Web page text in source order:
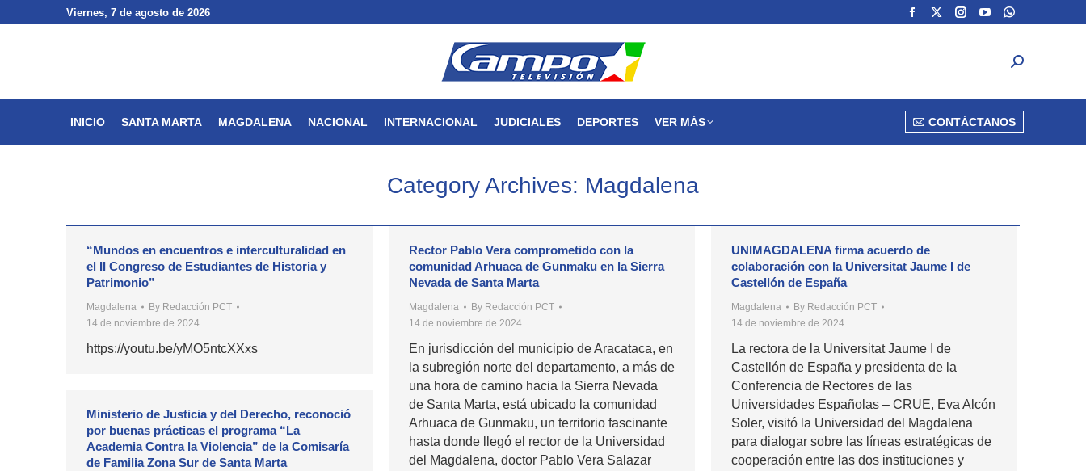
Viernes, 7 de agosto de 2026
Facebook
window
X
window
Instagram
window
YouTube
opens
window
Whatsapp
opens
window
INICIO SANTA MARTA MAGDALENA NACIONAL INTERNACIONAL JUDICIALES DEPORTES VER MÁS CONTÁCTANOS
Category Archives: Magdalena
“Mundos en encuentros e interculturalidad en
el II Congreso de Estudiantes de Historia y
Patrimonio”
Magdalena By Redacción PCT
14 de noviembre de 2024
https://youtu.be/yMO5ntcXXxs
Rector Pablo Vera comprometido con la
comunidad Arhuaca de Gunmaku en la Sierra
Nevada de Santa Marta
Magdalena By Redacción PCT
14 de noviembre de 2024
En jurisdicción del municipio de Aracataca, en
la subregión norte del departamento, a más de
una hora de camino hacia la Sierra Nevada
de Santa Marta, está ubicado la comunidad
Arhuaca de Gunmaku, un territorio fascinante
hasta donde llegó el rector de la Universidad
del Magdalena, doctor Pablo Vera Salazar
UNIMAGDALENA firma acuerdo de
colaboración con la Universitat Jaume I de
Castellón de España
Magdalena By Redacción PCT
14 de noviembre de 2024
La rectora de la Universitat Jaume I de
Castellón de España y presidenta de la
Conferencia de Rectores de las
Universidades Españolas – CRUE, Eva Alcón
Soler, visitó la Universidad del Magdalena
para dialogar sobre las líneas estratégicas de
cooperación entre las dos instituciones y
Ministerio de Justicia y del Derecho, reconoció
por buenas prácticas el programa “La
Academia Contra la Violencia” de la Comisaría
de Familia Zona Sur de Santa Marta
Viernes, 7 de agosto de 2026
Facebook
window
X
window
Instagram
window
YouTube
opens
window
Whatsapp
opens
window
NACIONAL INTERNACIONAL